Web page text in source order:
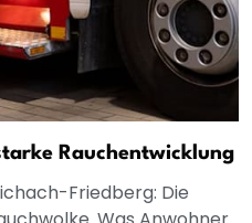
Rauchentwicklung
Friedberg: Die